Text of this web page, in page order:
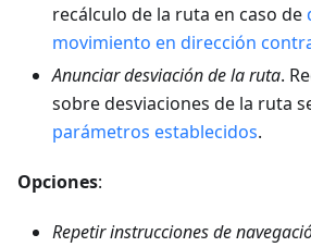
recálculo de la ruta en caso de
movimiento en dirección
Anunciar desviación de la ruta.
sobre desviaciones de la ruta
parámetros establecidos.
Opciones:
Repetir instrucciones de